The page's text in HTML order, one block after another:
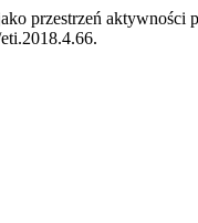
przestrzeń aktywności